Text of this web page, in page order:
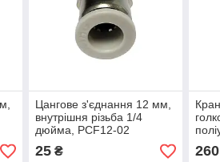
Цангове з'єднання 12 мм,
внутрішня різьба 1/4
дюйма, PCF12-02
25₴ 260